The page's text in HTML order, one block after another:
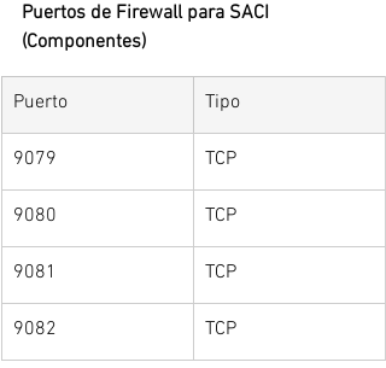
Puertos de Firewall para SACI
(Componentes)
Puerto Tipo
9079 TCP
9080 TCP
9081 TCP
9082 TCP